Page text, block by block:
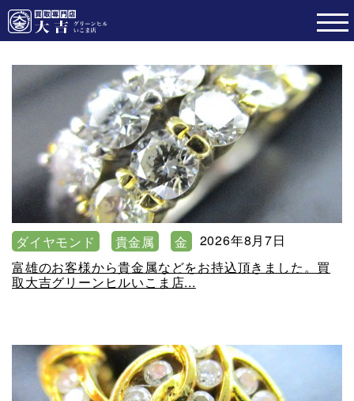
ダイヤモンド 貴金属 金
2026年8月7日
富雄のお客様から貴金属などをお持込頂きました。買
取大吉グリーンヒルいこま店...